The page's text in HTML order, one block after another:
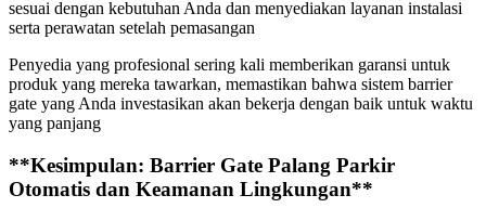
sesuai dengan kebutuhan Anda dan menyediakan layanan instalasi
serta perawatan setelah pemasangan
Penyedia yang profesional sering kali memberikan garansi untuk
produk yang mereka tawarkan, memastikan bahwa sistem barrier
gate yang Anda investasikan akan bekerja dengan baik untuk waktu
yang panjang
**Kesimpulan: Barrier Gate Palang Parkir
Otomatis dan Keamanan Lingkungan**